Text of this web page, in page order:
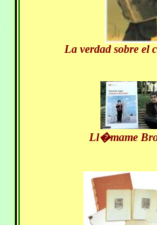
La verdad sobre el
Ll�mame